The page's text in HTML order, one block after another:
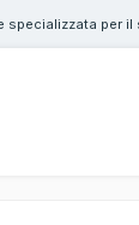
specializzata per